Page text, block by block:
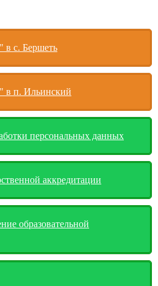
с. Бершеть
п. Ильинский
персональных данных
аккредитации
образовательной